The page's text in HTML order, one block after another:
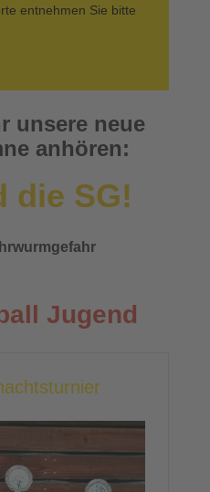
entnehmen Sie bitte
unsere neue
anhören:
die SG!
Jugend